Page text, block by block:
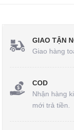
GIAO TẬN
Giao hàng
COD
Nhận hàng
mới trả tiền.